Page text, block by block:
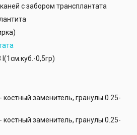
с забором трансплантата
I(1см.куб.-0,5гр)
костный заменитель, гранулы 0.25-
костный заменитель, гранулы 0.25-